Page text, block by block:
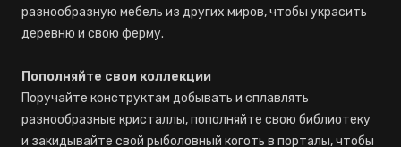
разнообразную мебель из других миров, чтобы украсить
деревню и свою ферму.
Пополняйте свои коллекции
Поручайте конструктам добывать и сплавлять
разнообразные кристаллы, пополняйте свою библиотеку
и закидывайте свой рыболовный коготь в порталы, чтобы